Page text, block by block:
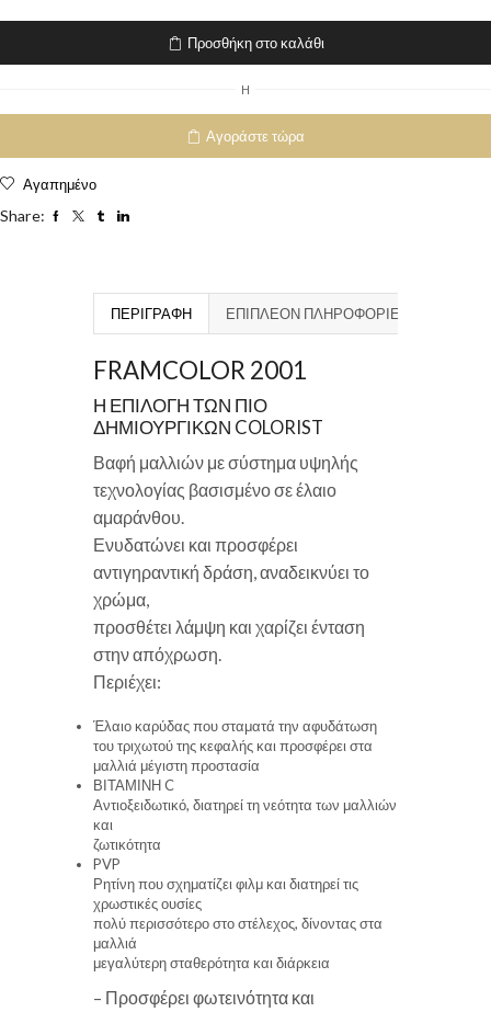
Προσθήκη στο καλάθι
H
Αγοράστε τώρα
Αγαπημένο
Share:
ΠΕΡΙΓΡΑΦΉ ΕΠΙΠΛΈΟΝ ΠΛΗΡΟΦΟΡΊΕΣ
FRAMCOLOR 2001
Η ΕΠΙΛΟΓΗ ΤΩΝ ΠΙΟ
ΔΗΜΙΟΥΡΓΙΚΩΝ COLORIST
Βαφή μαλλιών με σύστημα υψηλής
τεχνολογίας βασισμένο σε έλαιο
αμαράνθου.
Ενυδατώνει και προσφέρει
αντιγηραντική δράση, αναδεικνύει το
χρώμα,
προσθέτει λάμψη και χαρίζει ένταση
στην απόχρωση.
Περιέχει:
Έλαιο καρύδας που σταματά την αφυδάτωση
του τριχωτού της κεφαλής και προσφέρει στα
μαλλιά μέγιστη προστασία
ΒΙΤΑΜΙΝΗ C
Αντιοξειδωτικό, διατηρεί τη νεότητα των μαλλιών
και
ζωτικότητα
PVP
Ρητίνη που σχηματίζει φιλμ και διατηρεί τις
χρωστικές ουσίες
πολύ περισσότερο στο στέλεχος, δίνοντας στα
μαλλιά
μεγαλύτερη σταθερότητα και διάρκεια
– Προσφέρει φωτεινότητα και